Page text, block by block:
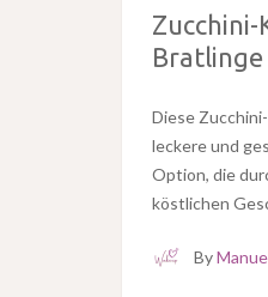
Zucchini-
Bratlinge
Diese
leckere und
Option, die
köstlichen
By